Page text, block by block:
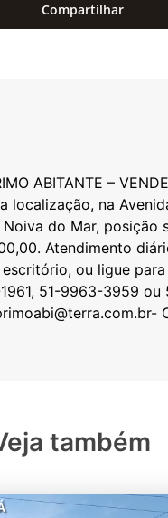
Compartilhar
ABITANTE –
localização, na
Noiva do Mar, posição
Atendimento
ou ligue
51-9963-3959 ou
também